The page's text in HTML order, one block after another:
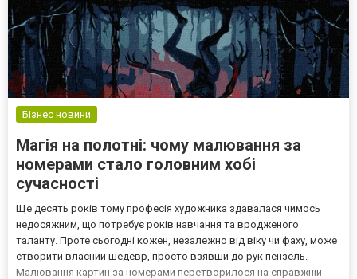
Бізнес новини
Магія на полотні: чому малювання за
номерами стало головним хобі
сучасності
Ще десять років тому професія художника здавалася чимось
недосяжним, що потребує років навчання та вродженого
таланту. Проте сьогодні кожен, незалежно від віку чи фаху, може
створити власний шедевр, просто взявши до рук пензель.
Малювання картин за номерами перетворилося на справжній